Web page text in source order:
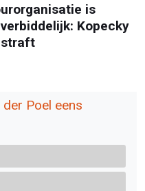
is
Kopecky
Poel eens